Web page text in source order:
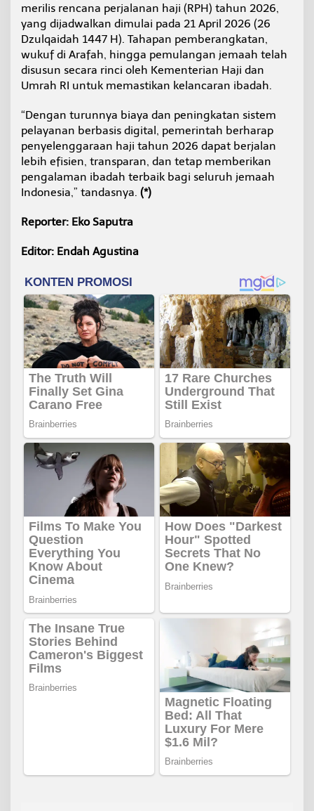
merilis rencana perjalanan haji (RPH) tahun 2026,
yang dijadwalkan dimulai pada 21 April 2026 (26
Dzulqaidah 1447 H). Tahapan pemberangkatan,
wukuf di Arafah, hingga pemulangan jemaah telah
disusun secara rinci oleh Kementerian Haji dan
Umrah RI untuk memastikan kelancaran ibadah.
“Dengan turunnya biaya dan peningkatan sistem
pelayanan berbasis digital, pemerintah berharap
penyelenggaraan haji tahun 2026 dapat berjalan
lebih efisien, transparan, dan tetap memberikan
pengalaman ibadah terbaik bagi seluruh jemaah
Indonesia,” tandasnya. (*)
Reporter: Eko Saputra
Editor: Endah Agustina